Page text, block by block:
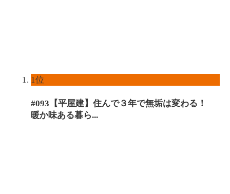
1位
#093【平屋建】住んで３年で無垢は変わる！
暖か味ある暮ら...